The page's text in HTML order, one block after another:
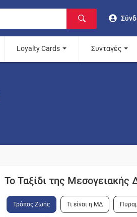
Loyalty Cards Συνταγές
Το Ταξίδι της Μεσογειακής
Τρόπος Ζωής Τι είναι η ΜΔ